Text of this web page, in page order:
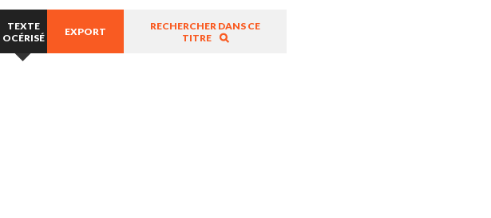
TEXTE
OCÉRISÉ
EXPORT
RECHERCHER DANS CE
TITRE